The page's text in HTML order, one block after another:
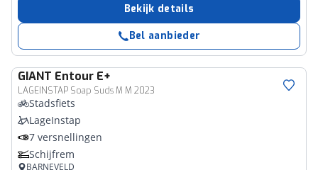
Bekijk details
Bel aanbieder
GIANT Entour E+
LAGEINSTAP Soap Suds M M 2023
Stadsfiets
LageInstap
7 versnellingen
Schijfrem
BARNEVELD